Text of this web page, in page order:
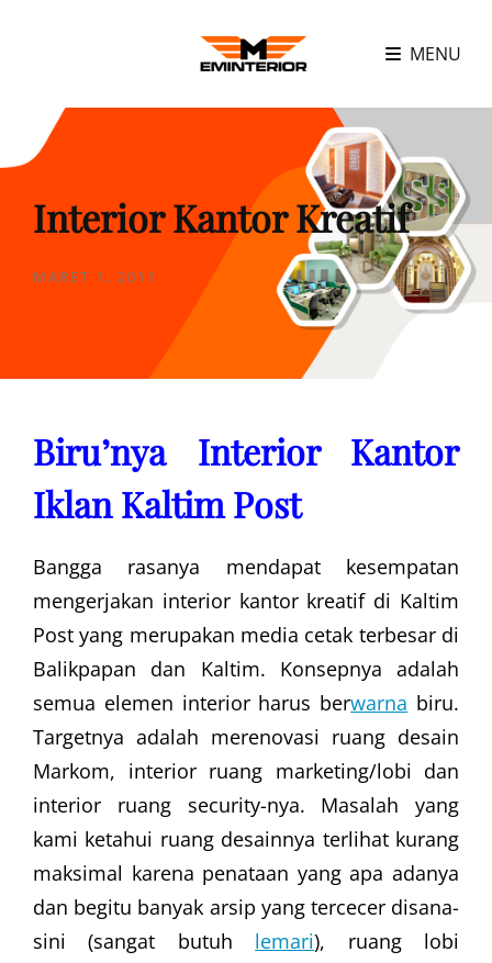
MENU
Interior Kantor Kreatif
POSTED
MARET 1, 2011
Biru’nya Interior Kantor
Iklan Kaltim Post
Bangga rasanya mendapat kesempatan
mengerjakan interior kantor kreatif di Kaltim
Post yang merupakan media cetak terbesar di
Balikpapan dan Kaltim. Konsepnya adalah
semua elemen interior harus berwarna biru.
Targetnya adalah merenovasi ruang desain
Markom, interior ruang marketing/lobi dan
interior ruang security-nya. Masalah yang
kami ketahui ruang desainnya terlihat kurang
maksimal karena penataan yang apa adanya
dan begitu banyak arsip yang tercecer disana-
sini (sangat butuh lemari), ruang lobi